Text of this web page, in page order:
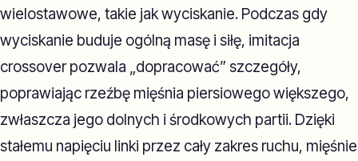
wielostawowe, takie jak wyciskanie. Podczas gdy
wyciskanie buduje ogólną masę i siłę, imitacja
crossover pozwala „dopracować” szczegóły,
poprawiając rzeźbę mięśnia piersiowego większego,
zwłaszcza jego dolnych i środkowych partii. Dzięki
stałemu napięciu linki przez cały zakres ruchu, mięśnie